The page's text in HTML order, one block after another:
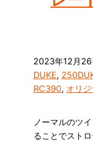
2023年12月26
DUKE,
RC390, オリ
ノーマルのツ
ることでスト